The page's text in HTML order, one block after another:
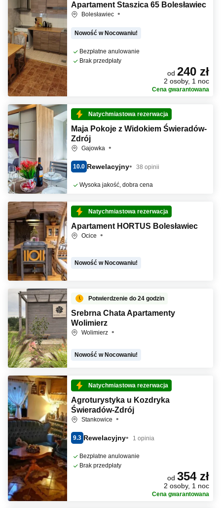
Apartament Staszica 65 Bolesławiec
Bolesławiec
Nowość w Nocowaniu!
Bezpłatne anulowanie
Brak przedpłaty
od 240 zł
2 osoby, 1 noc
Cena gwarantowana
Natychmiastowa rezerwacja
Maja Pokoje z Widokiem Świeradów-
Zdrój
Gajowka
10.0 Rewelacyjny 38 opinii
Wysoka jakość, dobra cena
Natychmiastowa rezerwacja
Apartament HORTUS Bolesławiec
Ocice
Nowość w Nocowaniu!
Potwierdzenie do 24 godzin
Srebrna Chata Apartamenty
Wolimierz
Wolimierz
Nowość w Nocowaniu!
Natychmiastowa rezerwacja
Agroturystyka u Kozdryka
Świeradów-Zdrój
Stankowice
9.3 Rewelacyjny 1 opinia
Bezpłatne anulowanie
Brak przedpłaty
od 354 zł
2 osoby, 1 noc
Cena gwarantowana